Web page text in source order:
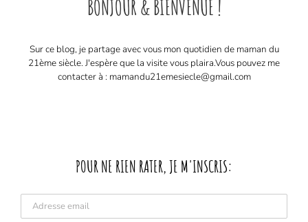
BONJOUR & BIENVENUE !
Sur ce blog, je partage avec vous mon quotidien de maman du
21ème siècle. J'espère que la visite vous plaira. ​ Vous pouvez me
contacter à : mamandu21emesiecle@gmail.com
POUR NE RIEN RATER, JE M'INSCRIS: